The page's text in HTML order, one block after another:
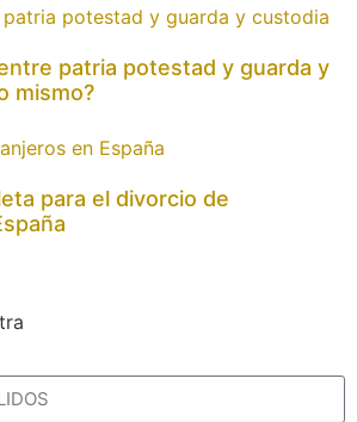
patria potestad y guarda y
mismo?
para el divorcio de